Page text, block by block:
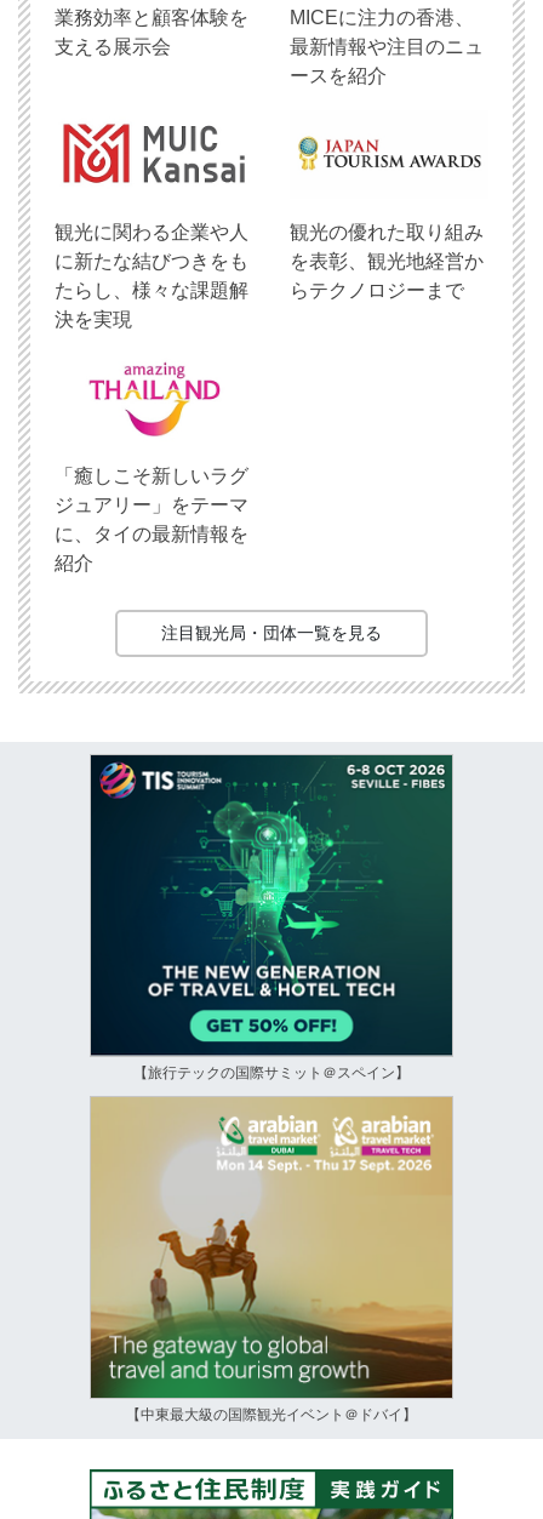
業務効率と顧客体験を
支える展示会
MICEに注力の香港、
最新情報や注目のニュ
ースを紹介
観光に関わる企業や人
に新たな結びつきをも
たらし、様々な課題解
決を実現
観光の優れた取り組み
を表彰、観光地経営か
らテクノロジーまで
「癒しこそ新しいラグ
ジュアリー」をテーマ
に、タイの最新情報を
紹介
注目観光局・団体一覧を見る
【旅行テックの国際サミット＠スペイン】
【中東最大級の国際観光イベント＠ドバイ】